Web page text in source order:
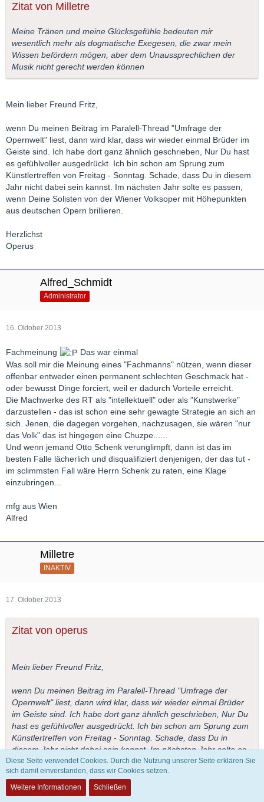
Zitat von Milletre
Meine Tränen und meine Glücksgefühle bedeuten mir
wesentlich mehr als dogmatische Exegesen, die zwar mein
Wissen befördern mögen, aber dem Unaussprechlichen der
Musik nicht gerecht werden können
Mein lieber Freund Fritz,
wenn Du meinen Beitrag im Paralell-Thread "Umfrage der
Opernwelt" liest, dann wird klar, dass wir wieder einmal Brüder im
Geiste sind. Ich habe dort ganz ähnlich geschrieben, Nur Du hast
es gefühlvoller ausgedrückt. Ich bin schon am Sprung zum
Künstlertreffen von Freitag - Sonntag. Schade, dass Du in diesem
Jahr nicht dabei sein kannst. Im nächsten Jahr solte es passen,
wenn Deine Solisten von der Wiener Volksoper mit Höhepunkten
aus deutschen Opern brillieren.
Herzlichst
Operus
Alfred_Schmidt
Administrator
16. Oktober 2013
Fachmeinung
Das war einmal
Was soll mir die Meinung eines "Fachmanns" nützen, wenn dieser
offenbar entweder einen permanent schlechten Geschmack hat -
oder bewusst Dinge forciert, weil er dadurch Vorteile erreicht.
Die Machwerke des RT als "intellektuell" oder als "Kunstwerke"
darzustellen - das ist schon eine sehr gewagte Strategie an sich an
sich. Jenen, die dagegen vorgehen, nachzusagen, sie wären "nur
das Volk" das ist hingegen eine Chuzpe......
Und wenn jemand Otto Schenk verunglimpft, dann ist das im
besten Falle lächerlich und disqualifiziert denjenigen, der das tut -
im sclimmsten Fall wäre Herrn Schenk zu raten, eine Klage
einzubringen...
mfg aus Wien
Alfred
Milletre
INAKTIV
17. Oktober 2013
Zitat von operus
Mein lieber Freund Fritz,
wenn Du meinen Beitrag im Paralell-Thread "Umfrage der
Opernwelt" liest, dann wird klar, dass wir wieder einmal Brüder
im Geiste sind. Ich habe dort ganz ähnlich geschrieben, Nur Du
hast es gefühlvoller ausgedrückt. Ich bin schon am Sprung zum
Künstlertreffen von Freitag - Sonntag. Schade, dass Du in
diesem Jahr nicht dabei sein kannst. Im nächsten Jahr solte es
passen, wenn Deine Solisten von der Wiener Volksoper mit
Höhepunkten aus deutschen Opern brillieren.
Herzlichst
Diese Seite verwendet Cookies. Durch die Nutzung unserer Seite erklären Sie
sich damit einverstanden, dass wir Cookies setzen.
Weitere Informationen
Schließen